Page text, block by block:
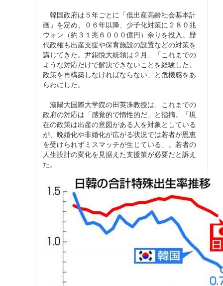
韓国政府は５年ごとに「低出産高齢社会基本計
画」を定め、０６年以降、少子化対策に２８０兆
ウォン（約３１兆６０００億円）余りを投入。歴
代政権も出産支援や保育施設の設置などの対策を
講じてきた。尹錫悦大統領は２月、「これまでの
ような対応だけで解決できないことを経験した。
政策を再構築しなければならない」と危機感をあ
らわにした。
漢陽大国際大学院の田英洙教授は、これまでの
政府の対応は「感覚的で惰性的だ」と指摘。「現
在の政策は出産の意図がある人を対象としている
が、晩婚化や非婚化が広がる状況では若者が恩恵
を受けられずミスマッチが生じている」。若者の
人生設計の変化を見据えた支援策が必要だと訴え
た。